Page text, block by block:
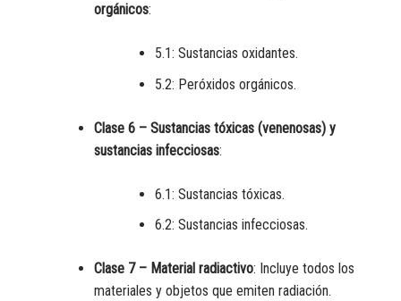
orgánicos:
5.1: Sustancias oxidantes.
5.2: Peróxidos orgánicos.
Clase 6 – Sustancias tóxicas (venenosas) y
sustancias infecciosas:
6.1: Sustancias tóxicas.
6.2: Sustancias infecciosas.
Clase 7 – Material radiactivo: Incluye todos los
materiales y objetos que emiten radiación.